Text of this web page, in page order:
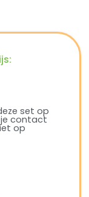
set op
je contact
op